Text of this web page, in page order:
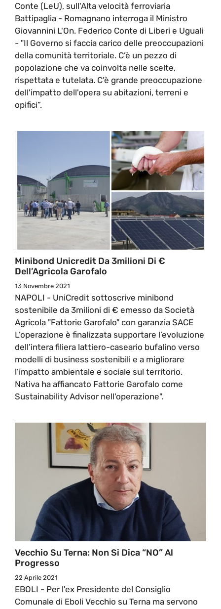
Conte (LeU), sull'Alta velocità ferroviaria
Battipaglia - Romagnano interroga il Ministro
Giovannini L'On. Federico Conte di Liberi e Uguali
- "Il Governo si faccia carico delle preoccupazioni
della comunità territoriale. C’è un pezzo di
popolazione che va coinvolta nelle scelte,
rispettata e tutelata. C’è grande preoccupazione
dell'impatto dell'opera su abitazioni, terreni e
opifici”.
Minibond Unicredit Da 3milioni Di €
Dell’Agricola Garofalo
13 Novembre 2021
NAPOLI - UniCredit sottoscrive minibond
sostenibile da 3milioni di € emesso da Società
Agricola "Fattorie Garofalo" con garanzia SACE
L’operazione è finalizzata supportare l’evoluzione
dell’intera filiera lattiero-caseario bufalino verso
modelli di business sostenibili e a migliorare
l’impatto ambientale e sociale sul territorio.
Nativa ha affiancato Fattorie Garofalo come
Sustainability Advisor nell'operazione".
Vecchio Su Terna: Non Si Dica “NO” Al
Progresso
22 Aprile 2021
EBOLI - Per l'ex Presidente del Consiglio
Comunale di Eboli Vecchio su Terna ma servono